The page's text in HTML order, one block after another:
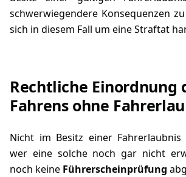
schwerwiegendere Konsequenzen
sich in diesem Fall um eine Straftat
Rechtliche Einordnung
Fahrens ohne
Nicht im Besitz einer
wer eine solche noch gar nicht
noch keine Führerscheinprüfung